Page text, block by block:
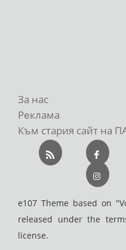
За нас
Реклама
Към стария сайт на
e107 Theme based on
released under the
license.